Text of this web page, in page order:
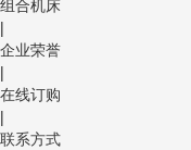
组合机床
|
企业荣誉
|
在线订购
|
联系方式